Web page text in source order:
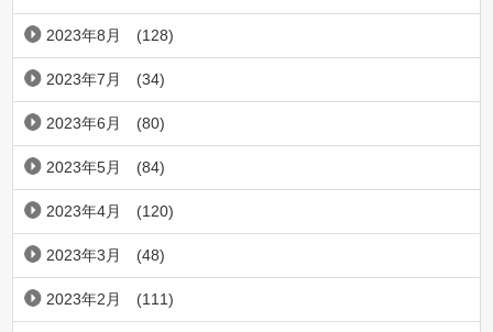
2023年8月 (128)
2023年7月 (34)
2023年6月 (80)
2023年5月 (84)
2023年4月 (120)
2023年3月 (48)
2023年2月 (111)